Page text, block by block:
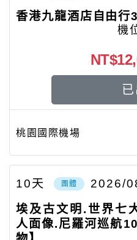
香港九龍酒店自由行
機
桃園國際機場
團體 2026/
10天
埃及古文明.世界七
人面像.尼羅河巡航